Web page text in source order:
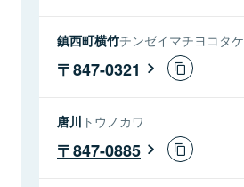
鎮西町横竹チンゼイマチヨコタケ
847-0321
唐川 トウノカワ
847-0885